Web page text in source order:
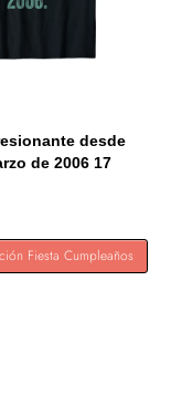
desde
de 2006 17
Fiesta Cumpleaños